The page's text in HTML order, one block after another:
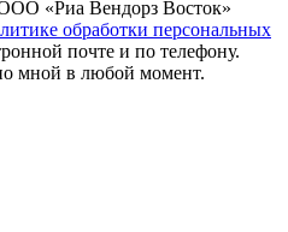
«Риа Вендорз Восток»
обработки персональных
почте и по телефону.
мной в любой момент.